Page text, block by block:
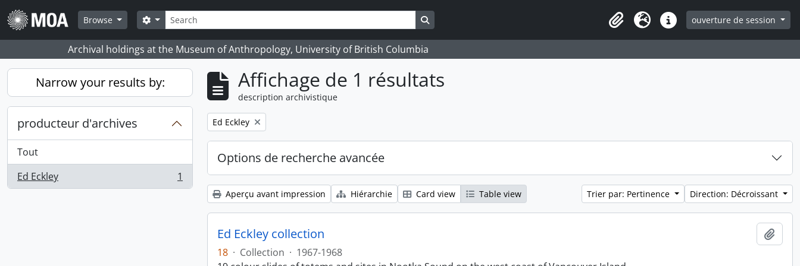
Skip to main content
Browse
Rechercher
Search options Search in browse page
ClipboardLangueLiens rapidesouverture de session
Archival holdings at the Museum of Anthropology, University of British Columbia
Narrow your results by:
producteur d'archives
Tout
Ed Eckley
, 1 résultats 1
Affichage de 1 résultats
description archivistique
Remove filter:
Ed Eckley
Options de recherche avancée
Aperçu avant impression Hiérarchie Card view Table view Trier par: Pertinence Direction: Décroissant
Ed Eckley collection
18 · Collection · 1967-1968